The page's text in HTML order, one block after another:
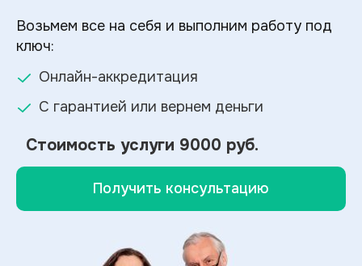
Возьмем все на себя и выполним работу под
ключ:
Онлайн-аккредитация
С гарантией или вернем деньги
Стоимость услуги 9000 руб.
Получить консультацию